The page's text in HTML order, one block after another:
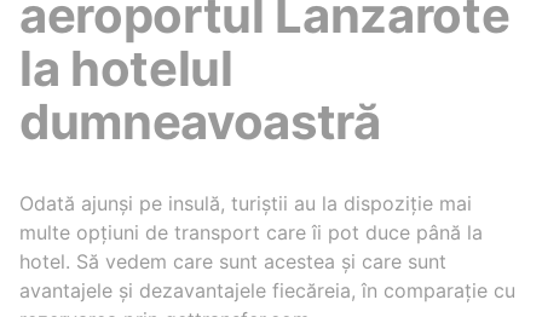
aeroportul Lanzarote
la hotelul
dumneavoastră
Odată ajunși pe insulă, turiștii au la dispoziție mai
multe opțiuni de transport care îi pot duce până la
hotel. Să vedem care sunt acestea și care sunt
avantajele și dezavantajele fiecăreia, în comparație cu